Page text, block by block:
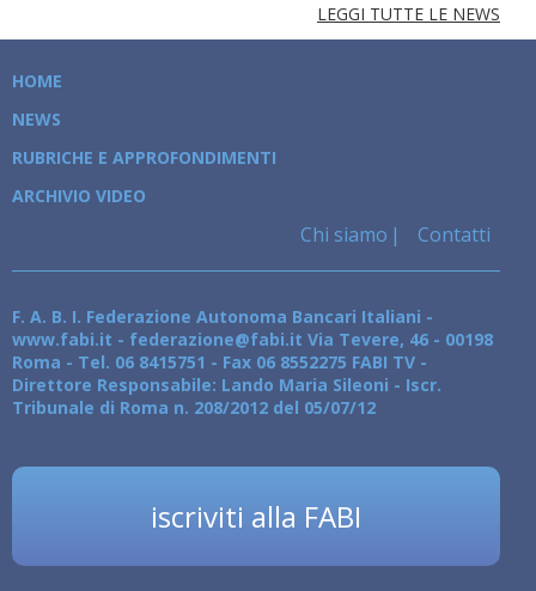
LEGGI TUTTE LE NEWS
HOME
NEWS
RUBRICHE E APPROFONDIMENTI
ARCHIVIO VIDEO
Chi siamo Contatti
F. A. B. I. Federazione Autonoma Bancari Italiani -
www.fabi.it - federazione@fabi.it Via Tevere, 46 - 00198
Roma - Tel. 06 8415751 - Fax 06 8552275 FABI TV -
Direttore Responsabile: Lando Maria Sileoni - Iscr.
Tribunale di Roma n. 208/2012 del 05/07/12
iscriviti alla FABI